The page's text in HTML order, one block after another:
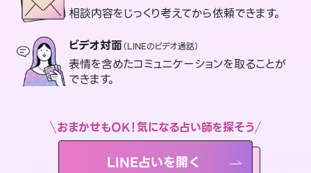
相談内容をじっくり考えてから依頼できます。
ビデオ対面（LINEのビデオ通話）
表情を含めたコミュニケーションを取ることが
できます。
おまかせもOK！気になる占い師を探そう
LINE占いを開く